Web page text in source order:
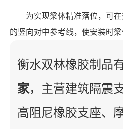
为实现梁体精准落位，可
的竖向对中参考线，使安装时
衡水双林橡胶制品
家，主营建筑隔震
高阻尼橡胶支座、